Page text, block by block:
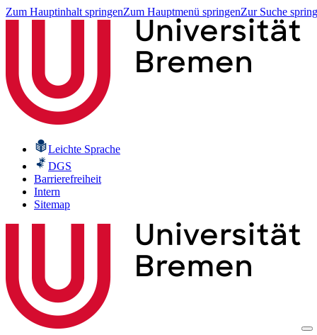
Zum Hauptinhalt springenZum Hauptmenü springenZur Suche
Leichte Sprache
DGS
Barrierefreiheit
Intern
Sitemap